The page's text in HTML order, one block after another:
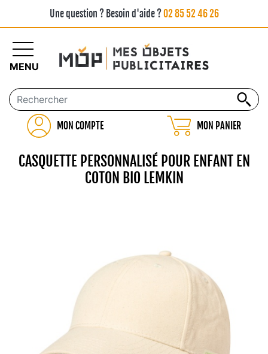
Une question ? Besoin d'aide ?02 85 52 46 26
MON COMPTE MON PANIER
MENU
CASQUETTE PERSONNALISÉ POUR ENFANT EN
COTON BIO LEMKIN